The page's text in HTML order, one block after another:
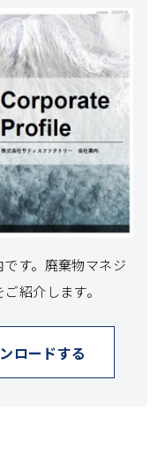
す。 廃棄物マネジ
紹介します。
ロードする